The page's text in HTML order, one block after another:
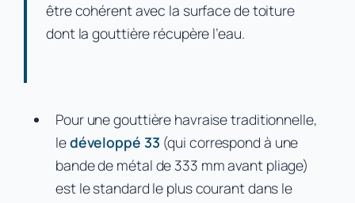
être cohérent avec la surface de toiture
dont la gouttière récupère l’eau.
Pour une gouttière havraise traditionnelle,
ledéveloppé 33 (qui correspond à une
bande de métal de 333 mm avant pliage)
est le standard le plus courant dans le